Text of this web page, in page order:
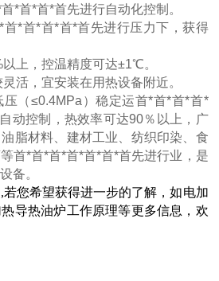
*首*首*首先进行自动化控制。
*首*首*首*首先进行压力下，获得
上，控温精度可达±1℃。
活，宜安装在用热设备附近。
（≤0.4MPa）稳定运首*首*首*首*
动控制，热效率可达90％以上，广
脂材料、建材工业、纺织印染、食
首*首*首*首*首*首*首先进行业，是
备。
您希望获得进一步的了解，如电加
导热油炉工作原理等更多信息，欢